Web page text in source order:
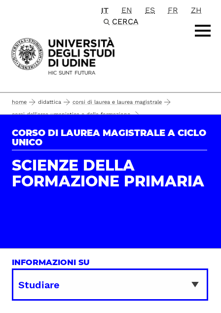
Passa al contenuto principale
IT EN ES FR
ZH
CERCA
home didattica
corsi di laurea e laurea magistrale
corsi dell'area umanistica e della formazione
corsi di laurea magistrale a ciclo unico
CORSO DI LAUREA MAGISTRALE A CICLO
UNICO
SCIENZE DELLA
FORMAZIONE PRIMARIA
INFORMAZIONI SU